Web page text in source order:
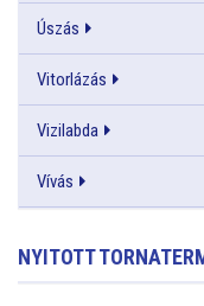
Úszás
Vitorlázás
Vizilabda
Vívás
NYITOTT